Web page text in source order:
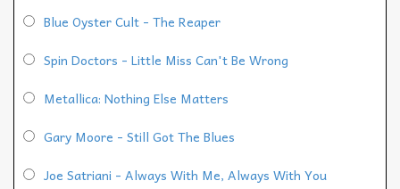
Blue Oyster Cult - The Reaper
Spin Doctors - Little Miss Can't Be Wrong
Metallica: Nothing Else Matters
Gary Moore - Still Got The Blues
Joe Satriani - Always With Me, Always With You